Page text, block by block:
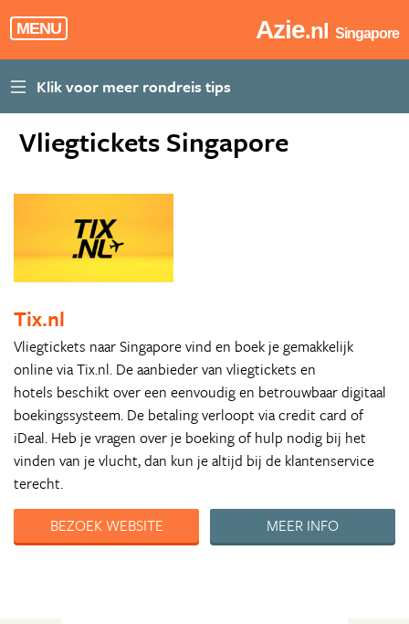
MENU Azie.nl Singapore
Vliegtickets Singapore
Tix.nl
Vliegtickets naar Singapore vind en boek je gemakkelijk
online via Tix.nl. De aanbieder van vliegtickets en
hotels beschikt over een eenvoudig en betrouwbaar digitaal
boekingssysteem. De betaling verloopt via credit card of
iDeal. Heb je vragen over je boeking of hulp nodig bij het
vinden van je vlucht, dan kun je altijd bij de klantenservice
terecht.
BEZOEK WEBSITE
MEER INFO